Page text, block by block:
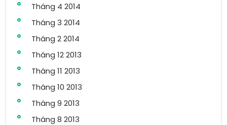
Tháng 4 2014
Tháng 3 2014
Tháng 2 2014
Tháng 12 2013
Tháng 11 2013
Tháng 10 2013
Tháng 9 2013
Tháng 8 2013